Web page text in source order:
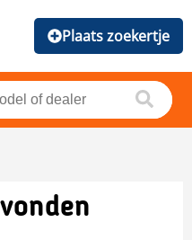
Plaats zoekertje